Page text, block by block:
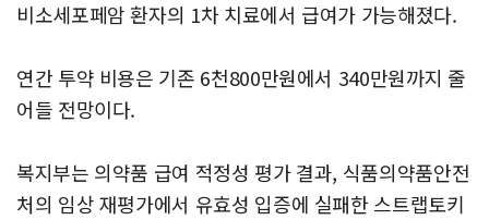
비소세포페암 환자의 1차 치료에서 급여가 가능해졌다.
연간 투약 비용은 기존 6천800만원에서 340만원까지 줄
어들 전망이다.
복지부는 의약품 급여 적정성 평가 결과, 식품의약품안전
처의 임상 재평가에서 유효성 입증에 실패한 스트랩토키